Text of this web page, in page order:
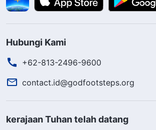
Hubungi Kami
+62-813-2496-9600
contact.id@godfootsteps.org
kerajaan Tuhan telah datang